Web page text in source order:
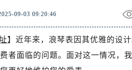
区永定东路399号置地商务中心东
区钱江路1366号华润大厦写字楼A座
区东市南街777号金华万达广场写字
09-03 09:20:46
】近年来，浪琴表因其优雅的设
者面临的问题。面对这一情况，